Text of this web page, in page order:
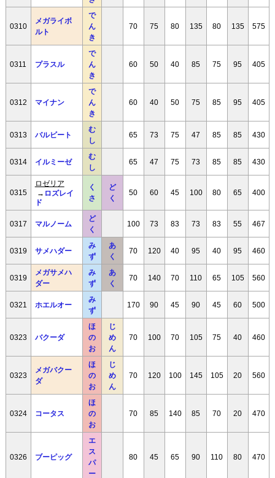
0310
メガライボ
ルト
で
ん
き
70 75 80 135 80 135 575
0311 プラスル
で
ん
き
60 50 40 85 75 95 405
0312 マイナン
で
ん
き
60 40 50 75 85 95 405
0313 バルビート
む
し
65 73 75 47 85 85 430
0314 イルミーゼ
む
し
65 47 75 73 85 85 430
0315
ロゼリア
→ ロズレイ
ド
く
さ
ど
く
50 60 45 100 80 65 400
0317 マルノーム
ど
く
100 73 83 73 83 55 467
0319 サメハダー
み
ず
あ
く
70 120 40 95 40 95 460
0319
メガサメハ
ダー
み
ず
あ
く
70 140 70 110 65 105 560
0321 ホエルオー
み
ず
170 90 45 90 45 60 500
0323 バクーダ
ほ
の
お
じ
め
ん
70 100 70 105 75 40 460
0323
メガバクー
ダ
ほ
の
お
じ
め
ん
70 120 100 145 105 20 560
0324 コータス
ほ
の
お
70 85 140 85 70 20 470
0326 ブーピッグ
エ
ス
パ
ー
80 45 65 90 110 80 470